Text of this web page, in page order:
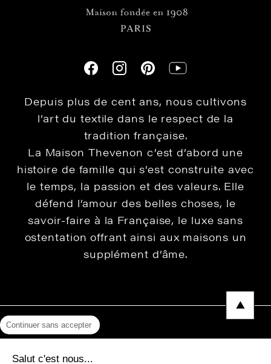
Depuis plus de cent ans, nous cultivons
l’art du textile dans le respect de la
tradition française.
La Maison Thevenon c’est d’abord une
histoire de famille qui s’est construite avec
le temps, la passion et des valeurs. Elle
défend l’amour des belles choses, le
savoir-faire à la Française, le luxe sans
ostentation offrant ainsi aux maisons un
supplément d’âme.
Continuer sans accepter
Salut c'est nous...